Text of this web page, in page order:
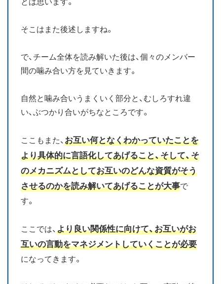
そこはまた後述しますね。
で、チーム全体を読み解いた後は、個々のメンバー
間の噛み合い方を見ていきます。
自然と噛み合いうまくいく部分と、むしろすれ違
い、ぶつかり合いがちなところです。
ここもまた、お互い何となくわかっていたことを
より具体的に言語化してあげること、そして、そ
のメカニズムとしてお互いのどんな資質がそう
させるのかを読み解いてあげることが大事で
す。
ここでは、より良い関係性に向けて、お互いがお
互いの言動をマネジメントしていくことが必要
になってきます。